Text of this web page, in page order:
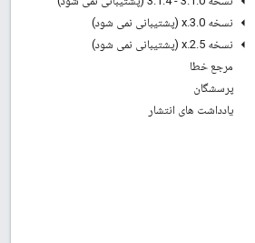
نسخه 3
.0
.x (پشتیبانی نمی شود)
نسخه 2
.5
.x (پشتیبانی نمی شود)
مرجع خطا
پرسشگان
یادداشت های انتشار